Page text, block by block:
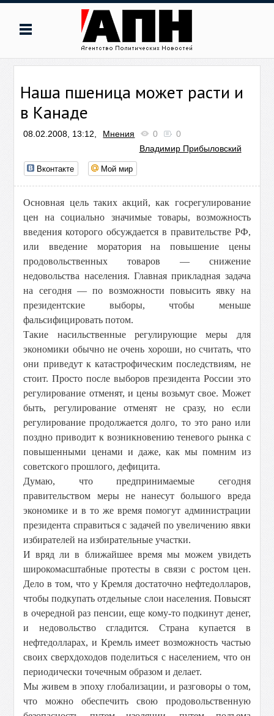
Наша пшеница может расти и
в Канаде
08.02.2008, 13:12, Мнения 0
0
Владимир Прибыловский
Вконтакте Мой мир
Основная цель таких акций, как госрегулирование
цен на социально значимые товары, возможность
введения которого обсуждается в правительстве РФ,
или введение моратория на повышение цены
продовольственных товаров — снижение
недовольства населения. Главная прикладная задача
на сегодня — по возможности повысить явку на
президентские выборы, чтобы меньше
фальсифицировать потом.
Такие насильственные регулирующие меры для
экономики обычно не очень хороши, но считать, что
они приведут к катастрофическим последствиям, не
стоит. Просто после выборов президента России это
регулирование отменят, и цены возьмут свое. Может
быть, регулирование отменят не сразу, но если
регулирование продолжается долго, то это рано или
поздно приводит к возникновению теневого рынка с
повышенными ценами и даже, как мы помним из
советского прошлого, дефицита.
Думаю, что предпринимаемые сегодня
правительством меры не нанесут большого вреда
экономике и в то же время помогут администрации
президента справиться с задачей по увеличению явки
избирателей на избирательные участки.
И вряд ли в ближайшее время мы можем увидеть
широкомасштабные протесты в связи с ростом цен.
Дело в том, что у Кремля достаточно нефтедолларов,
чтобы подкупать отдельные слои населения. Повысят
в очередной раз пенсии, еще кому-то подкинут денег,
и недовольство сгладится. Страна купается в
нефтедолларах, и Кремль имеет возможность частью
своих сверхдоходов поделиться с населением, что он
периодически точечным образом и делает.
Мы живем в эпоху глобализации, и разговоры о том,
что можно обеспечить свою продовольственную